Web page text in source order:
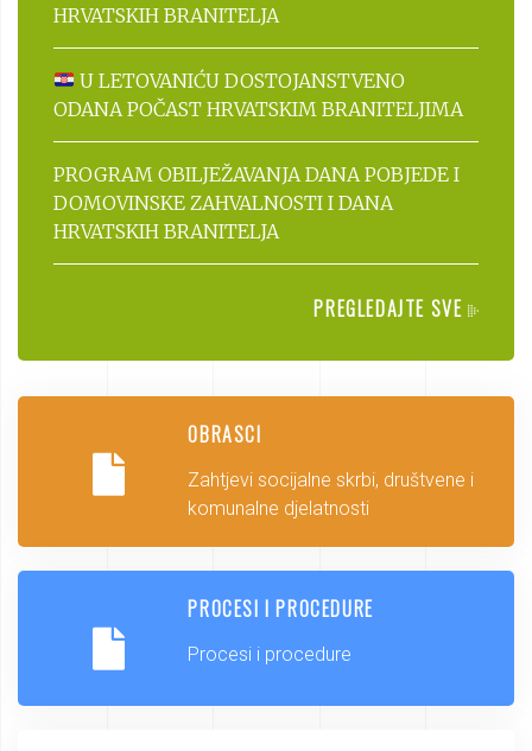
HRVATSKIH BRANITELJA
U LETOVANIĆU DOSTOJANSTVENO
ODANA POČAST HRVATSKIM BRANITELJIMA
PROGRAM OBILJEŽAVANJA DANA POBJEDE I
DOMOVINSKE ZAHVALNOSTI I DANA
HRVATSKIH BRANITELJA
PREGLEDAJTE SVE
OBRASCI
Zahtjevi socijalne skrbi, društvene i
komunalne djelatnosti
PROCESI I PROCEDURE
Procesi i procedure